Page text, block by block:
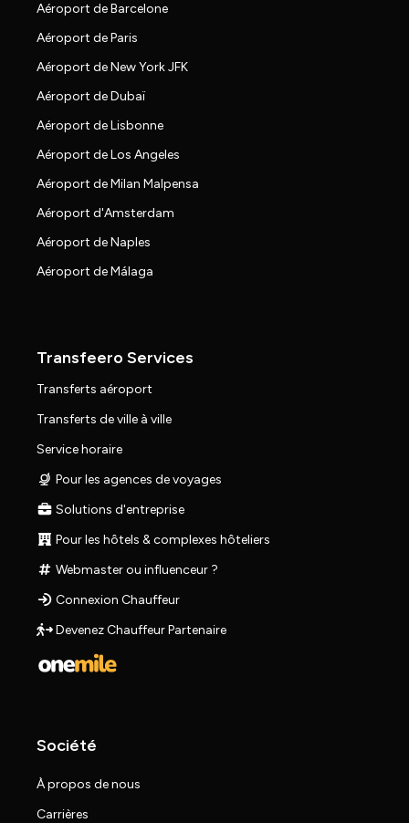
Aéroport de Barcelone
Aéroport de Paris
Aéroport de New York JFK
Aéroport de Dubaï
Aéroport de Lisbonne
Aéroport de Los Angeles
Aéroport de Milan Malpensa
Aéroport d'Amsterdam
Aéroport de Naples
Aéroport de Málaga
Transfeero Services
Transferts aéroport
Transferts de ville à ville
Service horaire
Pour les agences de voyages
Solutions d'entreprise
Pour les hôtels & complexes hôteliers
Webmaster ou influenceur ?
Connexion Chauffeur
Devenez Chauffeur Partenaire
Société
À propos de nous
Carrières